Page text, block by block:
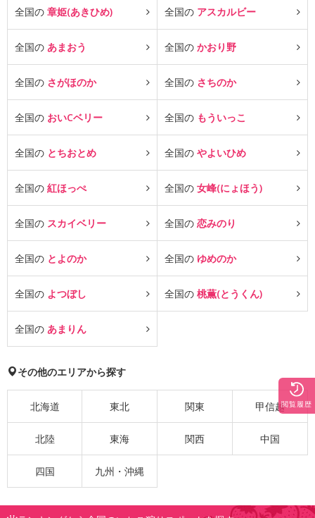
全国の 章姫(あきひめ) 全国の アスカルビー
全国の あまおう 全国の かおり野
全国の さがほのか 全国の さちのか
全国の おいCベリー 全国の もういっこ
全国の とちおとめ 全国の やよいひめ
全国の 紅ほっぺ 全国の 女峰(にょほう)
全国の スカイベリー 全国の 恋みのり
全国の とよのか 全国の ゆめのか
全国の よつぼし 全国の 桃薫(とうくん)
全国の あまりん
その他のエリアから探す
北海道 東北 関東 甲信越
北陸 東海 関西 中国
四国 九州・沖縄
閲覧履歴